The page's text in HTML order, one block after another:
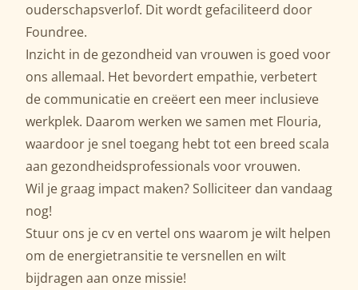
ouderschapsverlof. Dit wordt gefaciliteerd door
Foundree.
Inzicht in de gezondheid van vrouwen is goed voor
ons allemaal. Het bevordert empathie, verbetert
de communicatie en creëert een meer inclusieve
werkplek. Daarom werken we samen met Flouria,
waardoor je snel toegang hebt tot een breed scala
aan gezondheidsprofessionals voor vrouwen.
Wil je graag impact maken? Solliciteer dan vandaag
nog!
Stuur ons je cv en vertel ons waarom je wilt helpen
om de energietransitie te versnellen en wilt
bijdragen aan onze missie!